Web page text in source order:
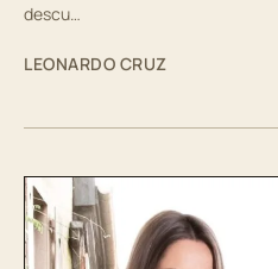
descu…
LEONARDO CRUZ